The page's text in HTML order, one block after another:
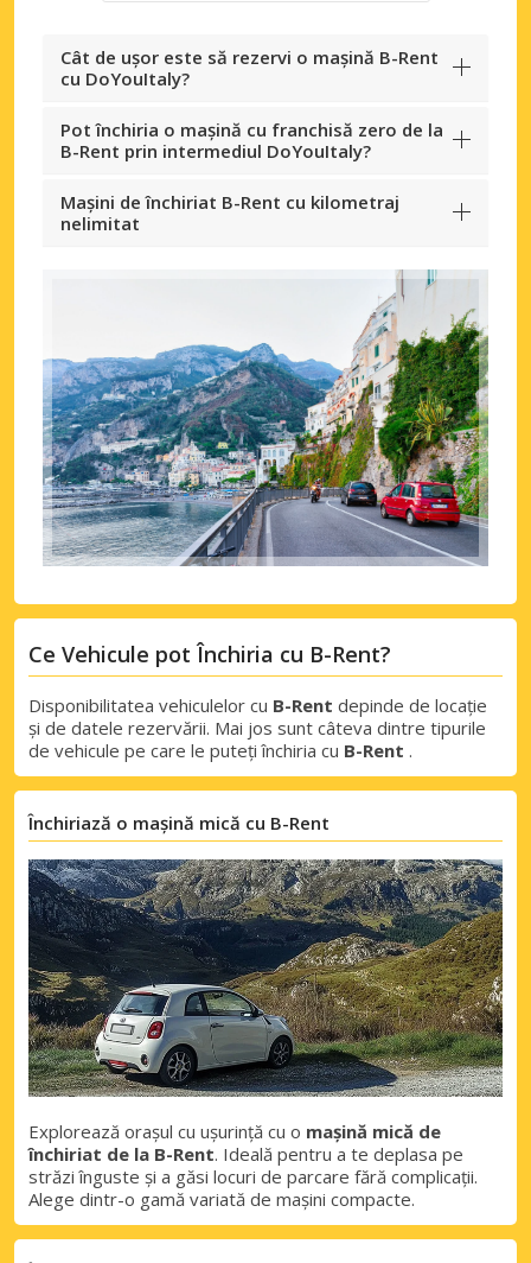
Cât de ușor este să rezervi o mașină B-Rent
cu DoYouItaly?
Pot închiria o mașină cu franchisă zero de la
B-Rent prin intermediul DoYouItaly?
Mașini de închiriat B-Rent cu kilometraj
nelimitat
Ce Vehicule pot Închiria cu B-Rent?
Disponibilitatea vehiculelor cu B-Rent depinde de locație
și de datele rezervării. Mai jos sunt câteva dintre tipurile
de vehicule pe care le puteți închiria cu B-Rent .
Închiriază o mașină mică cu B-Rent
Explorează orașul cu ușurință cu o mașină mică de
închiriat de la B-Rent. Ideală pentru a te deplasa pe
străzi înguste și a găsi locuri de parcare fără complicații.
Alege dintr-o gamă variată de mașini compacte.